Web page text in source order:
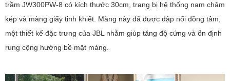
trầm JW300PW-8 có kích thước 30cm, trang bị hệ thống nam châm
kép và màng giấy tinh khiết. Màng này đã được dập nổi đồng tâm,
một thiết kế đặc trưng của JBL nhằm giúp tăng độ cứng và ổn định
rung cộng hưởng bề mặt màng.